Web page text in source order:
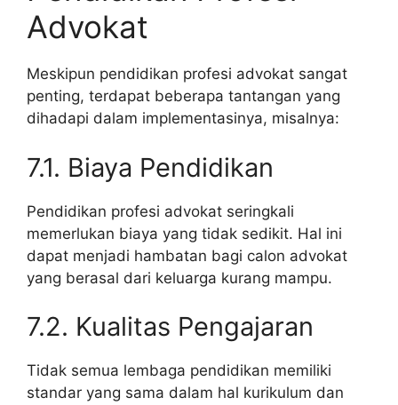
Advokat
Meskipun pendidikan profesi advokat sangat
penting, terdapat beberapa tantangan yang
dihadapi dalam implementasinya, misalnya:
7.1. Biaya Pendidikan
Pendidikan profesi advokat seringkali
memerlukan biaya yang tidak sedikit. Hal ini
dapat menjadi hambatan bagi calon advokat
yang berasal dari keluarga kurang mampu.
7.2. Kualitas Pengajaran
Tidak semua lembaga pendidikan memiliki
standar yang sama dalam hal kurikulum dan